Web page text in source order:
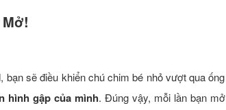
sẽ điều khiển chú chim bé nhỏ vượt qua ống
hình gập của mình. Đúng vậy, mỗi lần bạn mở